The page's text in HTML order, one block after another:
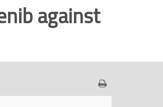
against